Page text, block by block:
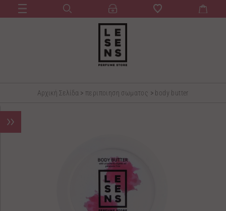
Αρχική Σελίδα > περιποιηση σωματος > body butter